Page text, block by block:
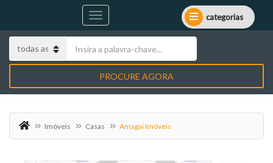
categorias
PROCURE AGORA
Imóveis Casas Amagai Imóveis